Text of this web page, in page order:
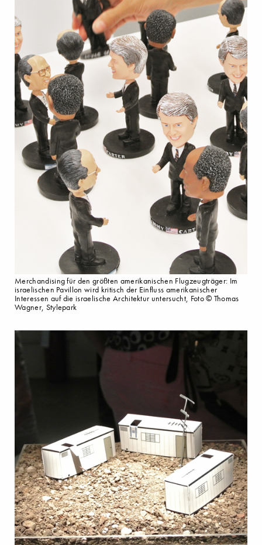
Merchandising für den größten amerikanischen Flugzeugträger: Im
israelischen Pavillon wird kritisch der Einfluss amerikanischer
Interessen auf die israelische Architektur untersucht, Foto © Thomas
Wagner, Stylepark